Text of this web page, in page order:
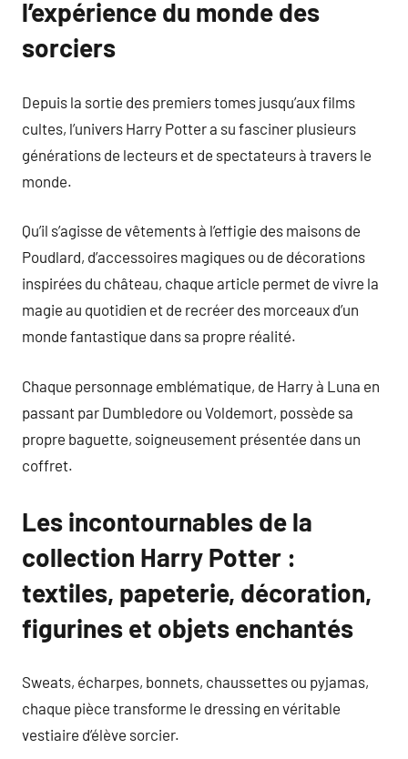
l’expérience du monde des
sorciers
Depuis la sortie des premiers tomes jusqu’aux films
cultes, l’univers Harry Potter a su fasciner plusieurs
générations de lecteurs et de spectateurs à travers le
monde.
Qu’il s’agisse de vêtements à l’effigie des maisons de
Poudlard, d’accessoires magiques ou de décorations
inspirées du château, chaque article permet de vivre la
magie au quotidien et de recréer des morceaux d’un
monde fantastique dans sa propre réalité.
Chaque personnage emblématique, de Harry à Luna en
passant par Dumbledore ou Voldemort, possède sa
propre baguette, soigneusement présentée dans un
coffret.
Les incontournables de la
collection Harry Potter :
textiles, papeterie, décoration,
figurines et objets enchantés
Sweats, écharpes, bonnets, chaussettes ou pyjamas,
chaque pièce transforme le dressing en véritable
vestiaire d’élève sorcier.